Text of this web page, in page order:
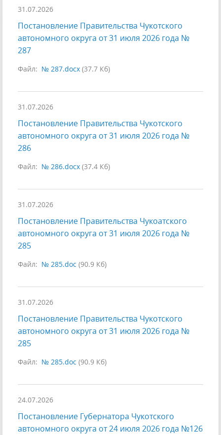
31.07.2026
Постановление Правительства Чукотского
автономного округа от 31 июля 2026 года №
287
Файл: № 287.docx (37.7 Кб)
31.07.2026
Постановление Правительства Чукотского
автономного округа от 31 июля 2026 года №
286
Файл: № 286.docx (37.4 Кб)
31.07.2026
Постановление Правительства Чукоaтского
автономного округа от 31 июля 2026 года №
285
Файл: № 285.doc (90.9 Кб)
31.07.2026
Постановление Правительства Чукотского
автономного округа от 31 июля 2026 года №
285
Файл: № 285.doc (90.9 Кб)
24.07.2026
Постановление Губернатора Чукотского
автономного округа от 24 июля 2026 года №126